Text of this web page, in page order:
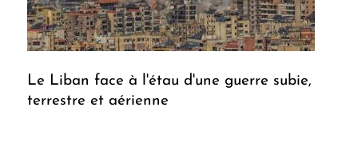
Le Liban face à l'étau d'une guerre subie,
terrestre et aérienne